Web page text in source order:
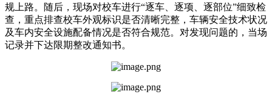
规上路。随后，现场对校车进行“逐车、逐项、逐部位”细致检
查，重点排查校车外观标识是否清晰完整，车辆安全技术状况
及车内安全设施配备情况是否符合规范。对发现问题的，当场
记录并下达限期整改通知书。